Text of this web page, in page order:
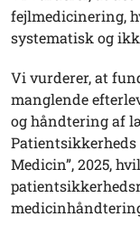
fejlmedicinering,
systematisk og
Vi vurderer, at
manglende
og håndtering af
Patientsikkerheds
Medicin”, 2025,